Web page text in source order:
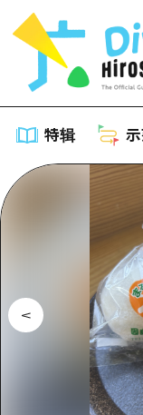
特辑
特辑
列
推
艺
活
美
示范
广
探索
列
广
活动